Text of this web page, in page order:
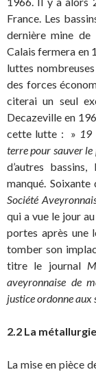
France. Les
dernière mine de
Calais fermera en
luttes
des forces
citerai un seul
Decazeville en
cette lutte : » 19
terre pour sauver le
d’autres
manqué.
Société
qui a vue le jour
portes après une
tomber son
titre le journal
aveyronnaise de
justice ordonne
2.2 La
La mise en pièce